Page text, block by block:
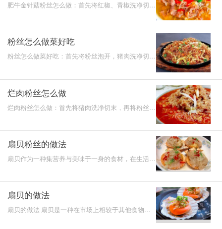
后沥干水分备用。
3.节瓜清洗干净以后，去皮去籽切成小块备用。
4.锅内加入适量的油，油热了以后，加入生姜炒香。
5.加入准备好的瑶柱炒制微黄色后，加入节瓜继续翻
炒。
6.最后加入适量的盐、蚝油、清水大火煮开以后就可以
取出食用了。
瑶柱扒娃娃菜
材料：娃娃菜、瑶柱、牛奶、红萝卜、淀粉、糖、鸡
精、油盐。
做法:1.将所有的材料全部准备好。
2.清洗干净瑶柱后放入到清水中浸泡10分钟。
和油，加入准备好的娃娃菜焯水备用。
4.焯水后的娃娃菜摆在盘子中。
5.锅内加入适量的清水，大火煮开以后，加上瑶柱、
肥牛金针菇粉丝怎么做：首先将红椒、青椒洗净切
粉丝怎么做菜好吃
粉丝怎么做菜好吃：首先将粉丝泡开，猪肉洗净切
烂肉粉丝怎么做
烂肉粉丝怎么做：首先将猪肉洗净切末，再将粉丝放
扇贝粉丝的做法
扇贝作为一种集营养与美味于一身的食材，在生活中
扇贝的做法
扇贝的做法 扇贝是一种在市场上相较于其他食物而